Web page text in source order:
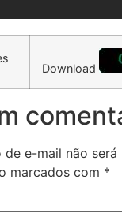
Download
de e-mail não
marcados com *